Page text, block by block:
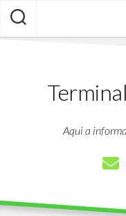
Skip
content
Aqui a